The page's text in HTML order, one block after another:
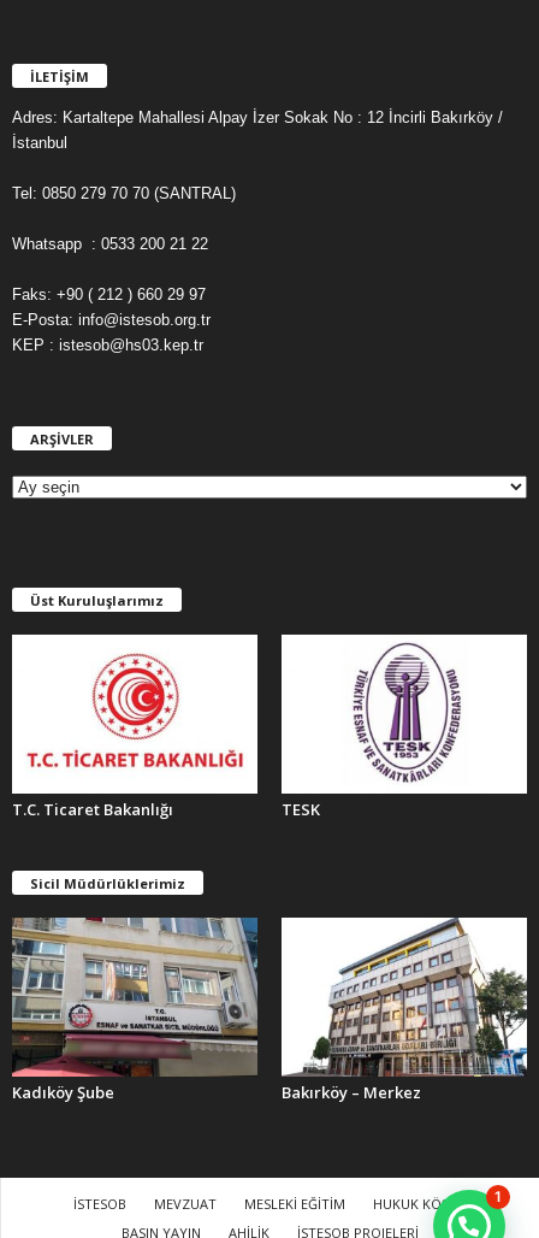
İLETİŞİM
Adres: Kartaltepe Mahallesi Alpay İzer Sokak No : 12 İncirli Bakırköy /
İstanbul
Tel: 0850 279 70 70 (SANTRAL)
Whatsapp : 0533 200 21 22
Faks: +90 ( 212 ) 660 29 97
E-Posta: info@istesob.org.tr
KEP : istesob@hs03.kep.tr
ARŞİVLER
E
R
Üst Kuruluşlarımız
T.C. Ticaret Bakanlığı TESK
Sicil Müdürlüklerimiz
Kadıköy Şube Bakırköy – Merkez
İSTESOB MEVZUAT MESLEKİ EĞİTİM
HUKUK KÖŞESİ
BASIN YAYIN
AHİLİK İSTESOB PROJELERİ
1